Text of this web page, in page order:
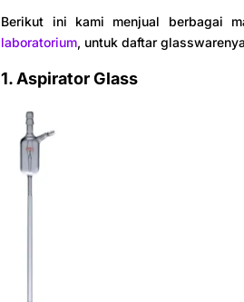
Berikut ini kami menjual berbagai
laboratorium, untuk daftar
1. Aspirator Glass